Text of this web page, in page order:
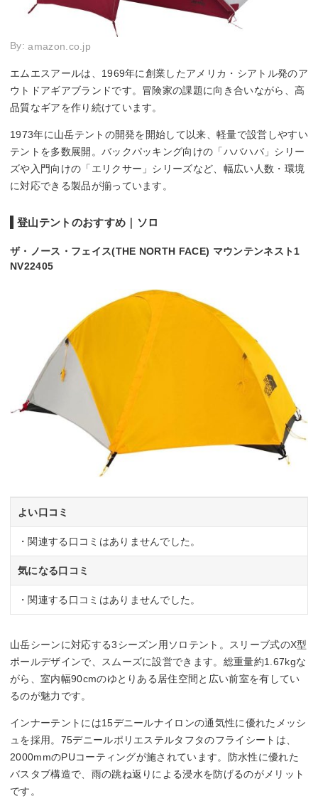
By:amazon.co.jp
エムエスアールは、1969年に創業したアメリカ・シアトル発のア
ウトドアギアブランドです。冒険家の課題に向き合いながら、高
品質なギアを作り続けています。
1973年に山岳テントの開発を開始して以来、軽量で設営しやすい
テントを多数展開。バックパッキング向けの「ハバハバ」シリー
ズや入門向けの「エリクサー」シリーズなど、幅広い人数・環境
に対応できる製品が揃っています。
登山テントのおすすめ｜ソロ
ザ・ノース・フェイス(THE NORTH FACE) マウンテンネスト1
NV22405
よい口コミ
・関連する口コミはありませんでした。
気になる口コミ
・関連する口コミはありませんでした。
山岳シーンに対応する3シーズン用ソロテント。スリーブ式のX型
ポールデザインで、スムーズに設営できます。総重量約1.67kgな
がら、室内幅90cmのゆとりある居住空間と広い前室を有してい
るのが魅力です。
インナーテントには15デニールナイロンの通気性に優れたメッシ
ュを採用。75デニールポリエステルタフタのフライシートは、
2000mmのPUコーティングが施されています。防水性に優れた
バスタブ構造で、雨の跳ね返りによる浸水を防げるのがメリット
です。